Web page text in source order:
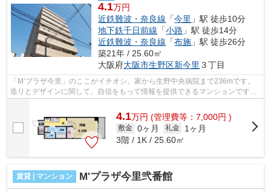
4.1万円
近鉄難波・奈良線 「今里 」駅 徒歩10分
地下鉄千日前線 「小路 」駅 徒歩14分
近鉄難波・奈良線 「布施 」駅 徒歩26分
築21年 / 25.60㎡
大阪府大阪市生野区新今里 ３丁目
「M’プラザ今里」のここがイチオシ。家から生野中央病院まで236mです。
造りとデザインに関して、自信をもって情報を提供できるマンションです。
4.1万円 (管理費等：7,000円 )
敷金 0ヶ月 礼金
1ヶ月
3階 / 1K / 25.60㎡
賃貸 | マンション M'プラザ今里弐番館